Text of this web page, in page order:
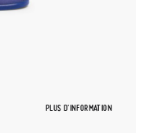
PLUS D'INFORMATION